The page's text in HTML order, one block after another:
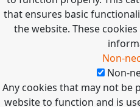
that ensures basic
the website. These
Non-
Non-
Any cookies that may not be
website to function and is